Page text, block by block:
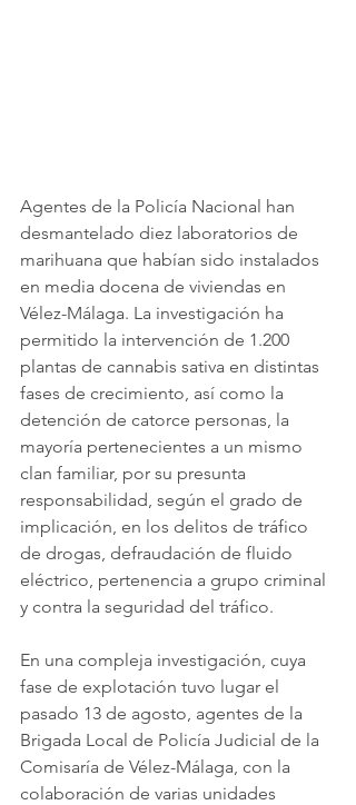
Agentes de la Policía Nacional han
desmantelado diez laboratorios de
marihuana que habían sido instalados
en media docena de viviendas en
Vélez-Málaga. La investigación ha
permitido la intervención de 1.200
plantas de cannabis sativa en distintas
fases de crecimiento, así como la
detención de catorce personas, la
mayoría pertenecientes a un mismo
clan familiar, por su presunta
responsabilidad, según el grado de
implicación, en los delitos de tráfico
de drogas, defraudación de fluido
eléctrico, pertenencia a grupo criminal
y contra la seguridad del tráfico.
En una compleja investigación, cuya
fase de explotación tuvo lugar el
pasado 13 de agosto, agentes de la
Brigada Local de Policía Judicial de la
Comisaría de Vélez-Málaga, con la
colaboración de varias unidades